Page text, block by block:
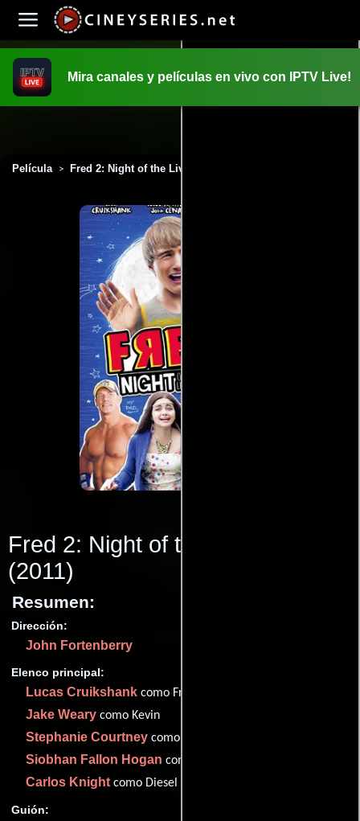
Mira canales y películas en vivo con IPTV Live!
Película > Fred 2: Night of the Living Fred (2011)
Fred 2: Night of the Living Fred
(2011)
Resumen:
Dirección:
John Fortenberry
Elenco principal:
Lucas Cruikshank como Fred Figglehorn
Jake Weary como Kevin
Stephanie Courtney como Kevin's Mom
Siobhan Fallon Hogan como Fred's Mom
Carlos Knightcomo Diesel
Guión: